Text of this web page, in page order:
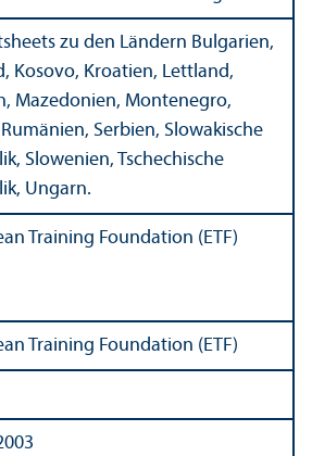
zu den Ländern Bulgarien,
Kosovo, Kroatien, Lettland,
Mazedonien, Montenegro,
Serbien, Slowakische
Slowenien, Tschechische
Ungarn.
Training Foundation (ETF)
Training Foundation (ETF)